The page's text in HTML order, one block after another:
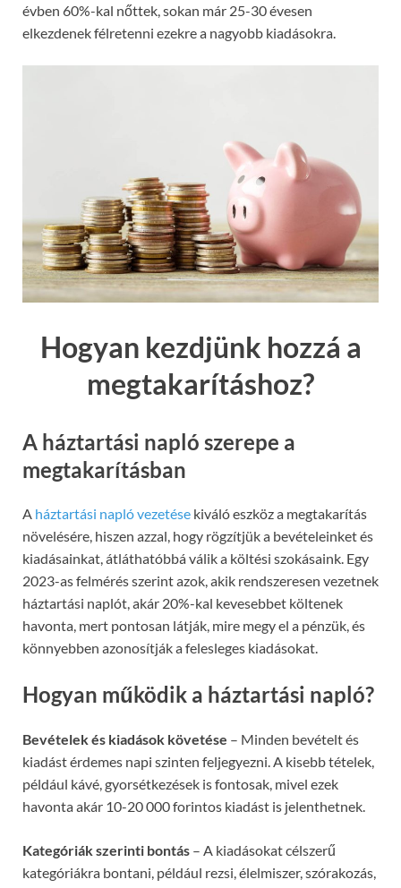
évben 60%-kal nőttek, sokan már 25-30 évesen
elkezdenek félretenni ezekre a nagyobb kiadásokra.
Hogyan kezdjünk hozzá a
megtakarításhoz?
A háztartási napló szerepe a
megtakarításban
A háztartási napló vezetése kiváló eszköz a megtakarítás
növelésére, hiszen azzal, hogy rögzítjük a bevételeinket és
kiadásainkat, átláthatóbbá válik a költési szokásaink. Egy
2023-as felmérés szerint azok, akik rendszeresen vezetnek
háztartási naplót, akár 20%-kal kevesebbet költenek
havonta, mert pontosan látják, mire megy el a pénzük, és
könnyebben azonosítják a felesleges kiadásokat.
Hogyan működik a háztartási napló?
Bevételek és kiadások követése – Minden bevételt és
kiadást érdemes napi szinten feljegyezni. A kisebb tételek,
például kávé, gyorsétkezések is fontosak, mivel ezek
havonta akár 10-20 000 forintos kiadást is jelenthetnek.
Kategóriák szerinti bontás – A kiadásokat célszerű
kategóriákra bontani, például rezsi, élelmiszer, szórakozás,